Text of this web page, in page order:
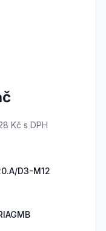
Kč s DPH
D3-M12